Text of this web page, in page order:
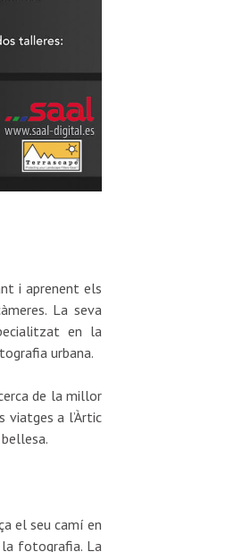
i aprenent els
La seva
en la
urbana.
de la millor
viatges a l’Àrtic
el seu camí en
fotografia. La